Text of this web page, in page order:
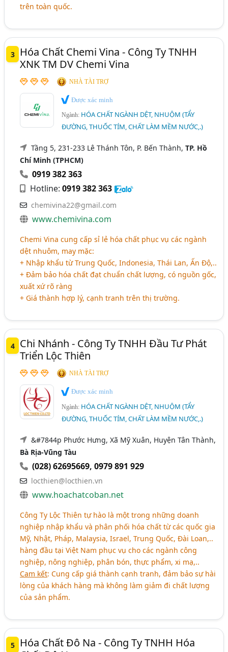
trên toàn quốc.
3
Hóa Chất Chemi Vina - Công Ty TNHH
XNK TM DV Chemi Vina
NHÀ TÀI TRỢ
Được xác minh
Ngành: HÓA CHẤT NGÀNH DỆT, NHUỘM (TẨY
ĐƯỜNG, THUỐC TÍM, CHẤT LÀM MỀM NƯỚC,.)
Tầng 5, 231-233 Lê Thánh Tôn, P. Bến Thành,TP. Hồ
Chí Minh (TPHCM)
0919 382 363
Hotline:0919 382 363
chemivina22@gmail.com
www.chemivina.com
Chemi Vina cung cấp sỉ lẻ hóa chất phục vụ các ngành
dệt nhuôm, may mặc:
+ Nhập khẩu từ Trung Quốc, Indonesia, Thái Lan, Ấn Độ,..
+ Đảm bảo hóa chất đạt chuẩn chất lượng, có nguồn gốc,
xuất xứ rõ ràng
+ Giá thành hợp lý, cạnh tranh trên thị trường.
4
Chi Nhánh - Công Ty TNHH Đầu Tư Phát
Triển Lộc Thiên
NHÀ TÀI TRỢ
Được xác minh
Ngành: HÓA CHẤT NGÀNH DỆT, NHUỘM (TẨY
ĐƯỜNG, THUỐC TÍM, CHẤT LÀM MỀM NƯỚC,.)
&#7844p Phước Hưng, Xã Mỹ Xuân, Huyện Tân Thành,
Bà Rịa-Vũng Tàu
(028) 62695669,0979 891 929
locthien@locthien.vn
www.hoachatcoban.net
Công Ty Lộc Thiên tự hào là một trong những doanh
nghiệp nhập khẩu và phân phối hóa chất từ các quốc gia
Mỹ, Nhật, Pháp, Malaysia, Israel, Trung Quốc, Đài Loan,..
hàng đầu tại Việt Nam phục vụ cho các ngành công
nghiệp, nông nghiệp, phân bón, thực phẩm, xi mạ,..
Cam kết: Cung cấp giá thành cạnh tranh, đảm bảo sự hài
lòng của khách hàng mà không làm giảm đi chất lượng
của sản phẩm.
5
Hóa Chất Đô Na - Công Ty TNHH Hóa